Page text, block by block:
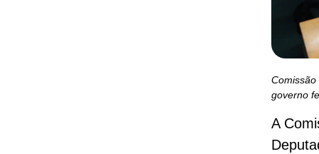
governo
A